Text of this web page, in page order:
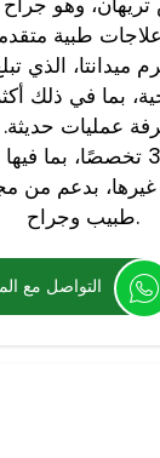
طبية
المركزة، ويضم 40
التخصصات مع أكثر من 30
طبيب وجراح.
التواصل مع